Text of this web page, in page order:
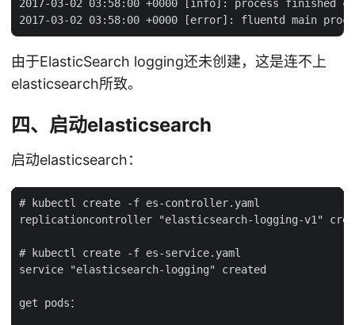
2017-03-02 03:58:00 +0000 [info]: process finished
由于ElasticSearch logging还未创建，这是连不上
elasticsearch所致。
四、启动elasticsearch
启动elasticsearch：
# kubectl create -f es-controller.yaml
replicationcontroller "elasticsearch-logging-v1"
# kubectl create -f es-service.yaml
service "elasticsearch-logging" created
get pods：